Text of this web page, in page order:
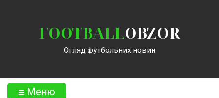
FOOTBALLOBZOR
Огляд футбольних новин
Меню